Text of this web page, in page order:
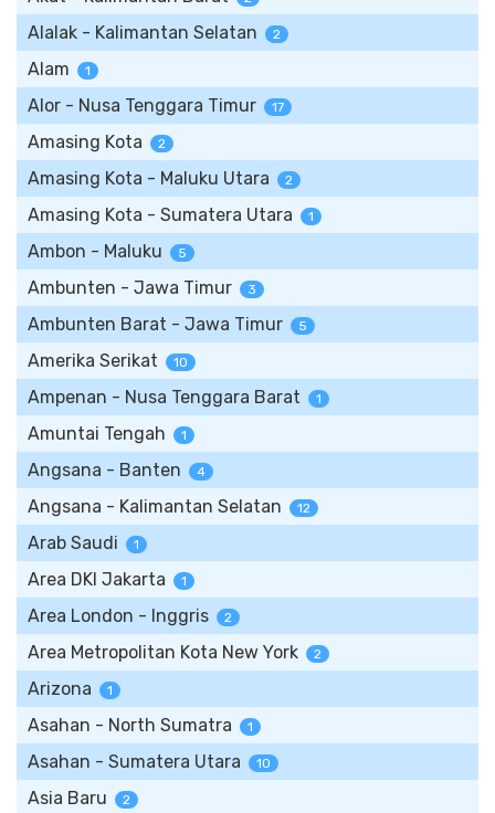
Alalak - Kalimantan Selatan 2
Alam 1
Alor - Nusa Tenggara Timur 17
Amasing Kota 2
Amasing Kota - Maluku Utara 2
Amasing Kota - Sumatera Utara 1
Ambon - Maluku 5
Ambunten - Jawa Timur 3
Ambunten Barat - Jawa Timur 5
Amerika Serikat 10
Ampenan - Nusa Tenggara Barat 1
Amuntai Tengah 1
Angsana - Banten 4
Angsana - Kalimantan Selatan 12
Arab Saudi 1
Area DKI Jakarta 1
Area London - Inggris 2
Area Metropolitan Kota New York 2
Arizona 1
Asahan - North Sumatra 1
Asahan - Sumatera Utara 10
Asia Baru 2